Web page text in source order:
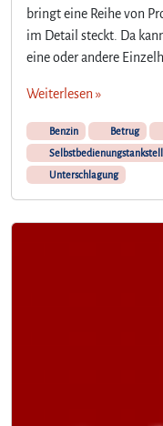
bringt eine Reihe von
im Detail steckt. Da
eine oder andere
Weiterlesen »
Benzin Betrug
Unterschlagung